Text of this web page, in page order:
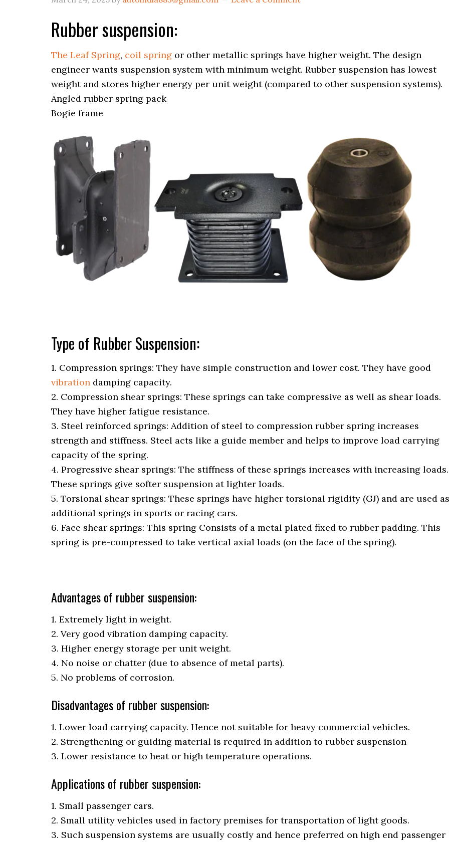
Rubber suspension:
The Leaf Spring, coil spring or other metallic springs have higher weight. The design
engineer wants suspension system with minimum weight. Rubber suspension has lowest
weight and stores higher energy per unit weight (compared to other suspension systems).
Angled rubber spring pack
Bogie frame
Type of Rubber Suspension:
1. Compression springs: They have simple construction and lower cost. They have good
vibration damping capacity.
2. Compression shear springs: These springs can take compressive as well as shear loads.
They have higher fatigue resistance.
3. Steel reinforced springs: Addition of steel to compression rubber spring increases
strength and stiffness. Steel acts like a guide member and helps to improve load carrying
capacity of the spring.
4. Progressive shear springs: The stiffness of these springs increases with increasing loads.
These springs give softer suspension at lighter loads.
5. Torsional shear springs: These springs have higher torsional rigidity (GJ) and are used as
additional springs in sports or racing cars.
6. Face shear springs: This spring Consists of a metal plated fixed to rubber padding. This
spring is pre-compressed to take vertical axial loads (on the face of the spring).
Advantages of rubber suspension:
1. Extremely light in weight.
2. Very good vibration damping capacity.
3. Higher energy storage per unit weight.
4. No noise or chatter (due to absence of metal parts).
5. No problems of corrosion.
Disadvantages of rubber suspension:
1. Lower load carrying capacity. Hence not suitable for heavy commercial vehicles.
2. Strengthening or guiding material is required in addition to rubber suspension
3. Lower resistance to heat or high temperature operations.
Applications of rubber suspension:
1. Small passenger cars.
2. Small utility vehicles used in factory premises for transportation of light goods.
3. Such suspension systems are usually costly and hence preferred on high end passenger